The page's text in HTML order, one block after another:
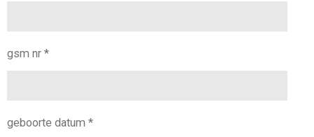
gsm nr *
geboorte datum *